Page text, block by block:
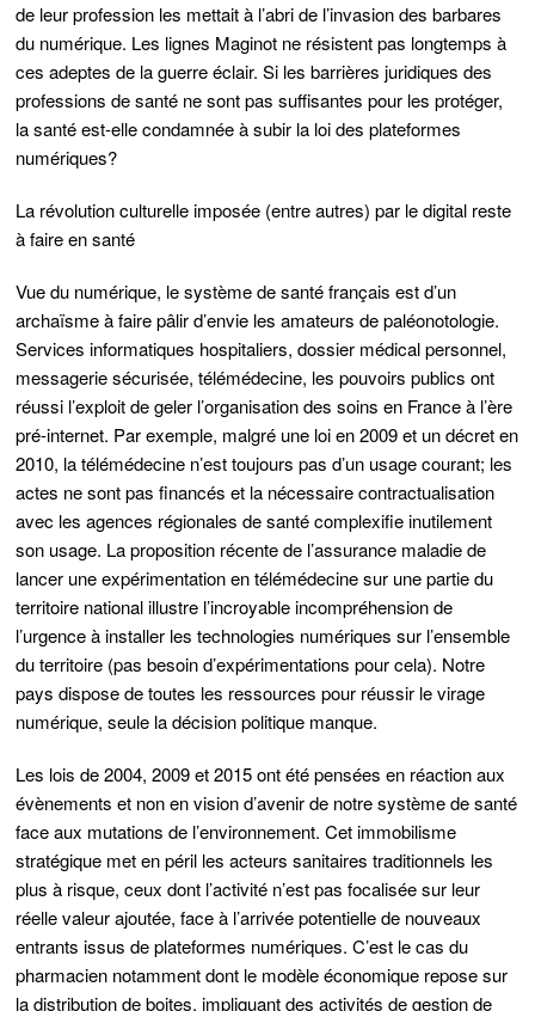
de leur profession les mettait à l’abri de l’invasion des barbares
du numérique. Les lignes Maginot ne résistent pas longtemps à
ces adeptes de la guerre éclair. Si les barrières juridiques des
professions de santé ne sont pas suffisantes pour les protéger,
la santé est-elle condamnée à subir la loi des plateformes
numériques?
La révolution culturelle imposée (entre autres) par le digital reste
à faire en santé
Vue du numérique, le système de santé français est d’un
archaïsme à faire pâlir d’envie les amateurs de paléonotologie.
Services informatiques hospitaliers, dossier médical personnel,
messagerie sécurisée, télémédecine, les pouvoirs publics ont
réussi l’exploit de geler l’organisation des soins en France à l’ère
pré-internet. Par exemple, malgré une loi en 2009 et un décret en
2010, la télémédecine n’est toujours pas d’un usage courant; les
actes ne sont pas financés et la nécessaire contractualisation
avec les agences régionales de santé complexifie inutilement
son usage. La proposition récente de l’assurance maladie de
lancer une expérimentation en télémédecine sur une partie du
territoire national illustre l’incroyable incompréhension de
l’urgence à installer les technologies numériques sur l’ensemble
du territoire (pas besoin d’expérimentations pour cela). Notre
pays dispose de toutes les ressources pour réussir le virage
numérique, seule la décision politique manque.
Les lois de 2004, 2009 et 2015 ont été pensées en réaction aux
évènements et non en vision d’avenir de notre système de santé
face aux mutations de l’environnement. Cet immobilisme
stratégique met en péril les acteurs sanitaires traditionnels les
plus à risque, ceux dont l’activité n’est pas focalisée sur leur
réelle valeur ajoutée, face à l’arrivée potentielle de nouveaux
entrants issus de plateformes numériques. C’est le cas du
pharmacien notamment dont le modèle économique repose sur
la distribution de boites, impliquant des activités de gestion de